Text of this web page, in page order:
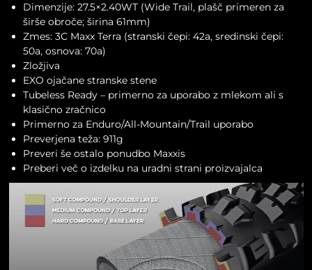
Dimenzije: 27.5×2.40WT (Wide Trail, plašč primeren za
širše obroče; širina 61mm)
Zmes: 3C Maxx Terra (stranski čepi: 42a, sredinski čepi:
50a, osnova: 70a)
Zložjiva
EXO ojačane stranske stene
Tubeless Ready – primerno za uporabo z mlekom ali s
klasično zračnico
Primerno za Enduro/All-Mountain/Trail uporabo
Preverjena teža: 911g
Preveri še ostalo ponudbo Maxxis
Preberi več o izdelku na uradni strani proizvajalca